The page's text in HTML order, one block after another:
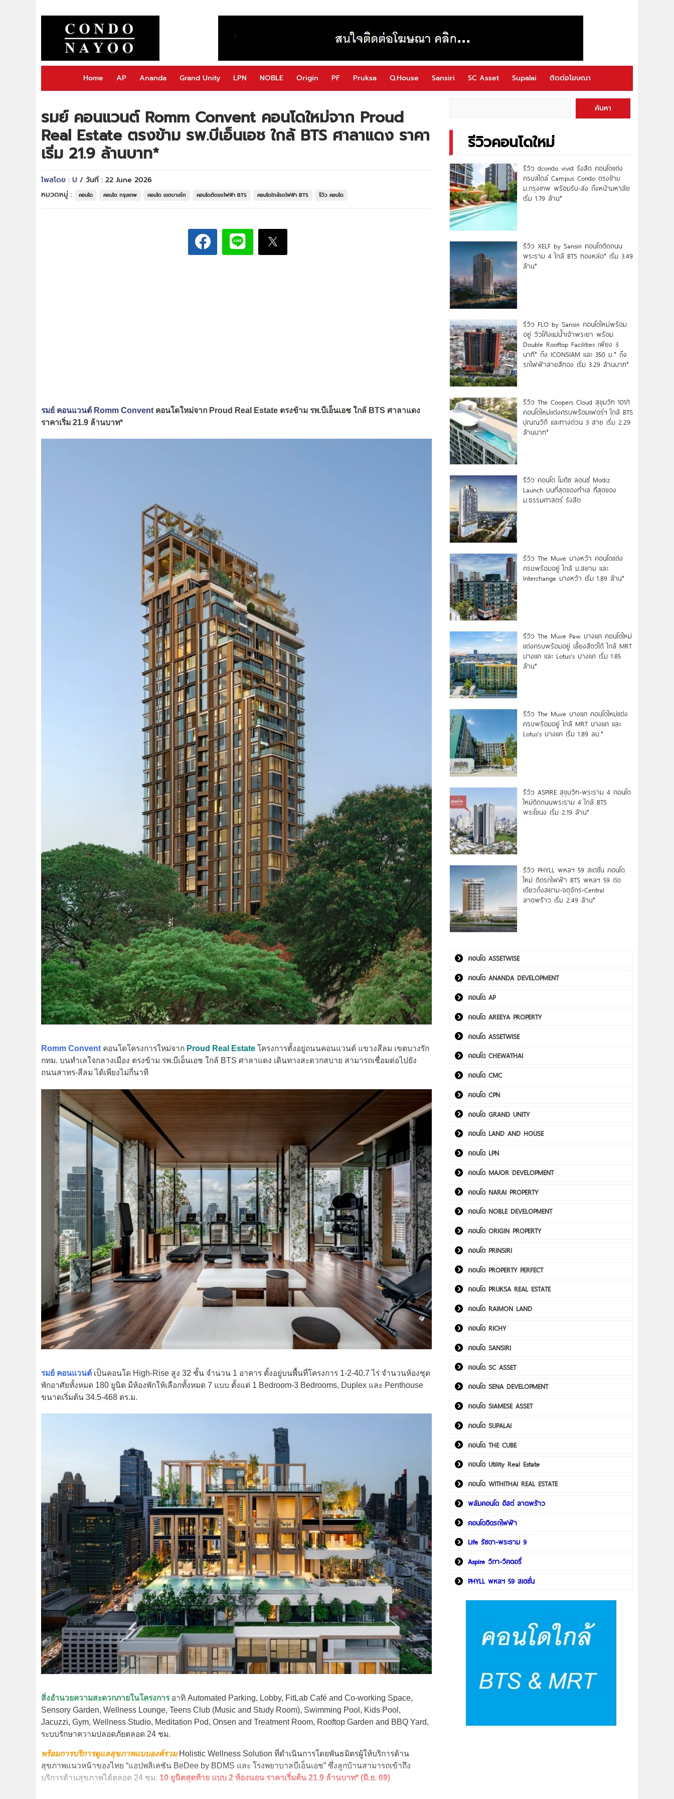
Home AP Ananda Grand Unity LPN NOBLE Origin PF Pruksa Q.House Sansiri SC Asset Supalai ติดต่อโฆษณา
รมย์ คอนแวนต์ Romm Convent คอนโดใหม่จาก Proud
Real Estate ตรงข้าม รพ.บีเอ็นเอช ใกล้ BTS ศาลาแดง ราคา
เริ่ม 21.9 ล้านบาท*
โพสโดย : U / วันที่ : 22 June 2026
หมวดหมู่ :
คอนโด คอนโด กรุงเทพ คอนโด เขตบางรัก คอนโดติดรถไฟฟ้า BTS คอนโดใกล้รถไฟฟ้า BTS รีวิว คอนโด
รมย์ คอนแวนต์ Romm Convent คอนโดใหม่จาก Proud Real Estate ตรงข้าม รพ.บีเอ็นเอช ใกล้ BTS ศาลาแดง
ราคาเริ่ม 21.9 ล้านบาท*
Romm Convent คอนโดโครงการใหม่จาก Proud Real Estate โครงการตั้งอยู่ถนนคอนแวนต์ แขวงสีลม เขตบางรัก
กทม. บนทำเลใจกลางเมือง ตรงข้าม รพ.บีเอ็นเอช ใกล้ BTS ศาลาแดง เดินทางสะดวกสบาย สามารถเชื่อมต่อไปยัง
ถนนสาทร-สีลม ได้เพียงไม่กี่นาที
รมย์ คอนแวนต์ เป็นคอนโด High-Rise สูง 32 ชั้น จำนวน 1 อาคาร ตั้งอยู่บนพื้นที่โครงการ 1-2-40.7 ไร่ จำนวนห้องชุด
พักอาศัยทั้งหมด 180 ยูนิต มีห้องพักให้เลือกทั้งหมด 7 แบบ ตั้งแต่ 1 Bedroom-3 Bedrooms, Duplex และ Penthouse
ขนาดเริ่มต้น 34.5-468 ตร.ม.
สิ่งอำนวยความสะดวกภายในโครงการ อาทิ Automated Parking, Lobby, FitLab Café and Co-working Space,
Sensory Garden, Wellness Lounge, Teens Club (Music and Study Room), Swimming Pool, Kids Pool,
Jacuzzi, Gym, Wellness Studio, Meditation Pod, Onsen and Treatment Room, Rooftop Garden and BBQ Yard,
ระบบรักษาความปลอดภัยตลอด 24 ชม.
พร้อมการบริการดูแลสุขภาพแบบองค์รวม Holistic Wellness Solution ที่ดำเนินการโดยพันธมิตรผู้ให้บริการด้าน
สุขภาพแนวหน้าของไทย “แอปพลิเคชัน BeDee by BDMS และ โรงพยาบาลบีเอ็นเอช” ซึ่งลูกบ้านสามารถเข้าถึง
บริการด้านสุขภาพได้ตลอด 24 ชม. 10 ยูนิตสุดท้าย แบบ 2 ห้องนอน ราคาเริ่มต้น 21.9 ล้านบาท* (มิ.ย. 69)
ค้นหา
รีวิวคอนโดใหม่
รีวิว dcondo vivid รังสิต คอนโดแต่ง
ครบสไตล์ Campus Condo ตรงข้าม
ม.กรุงเทพ พร้อมรับ-ส่ง ถึงหน้ามหาลัย
เริ่ม 1.79 ล้าน*
รีวิว XELF by Sansiri คอนโดติดถนน
พระราม 4 ใกล้ BTS ทองหล่อ* เริ่ม 3.49
ล้าน*
รีวิว FLO by Sansiri คอนโดใหม่พร้อม
อยู่ วิวโค้งแม่น้ำเจ้าพระยา พร้อม
Double Rooftop Facilities เพียง 3
นาที* ถึง ICONSIAM และ 350 ม.* ถึง
รถไฟฟ้าสายสีทอง เริ่ม 3.29 ล้านบาท*
รีวิว The Coopers Cloud สุขุมวิท 101/1
คอนโดใหม่แต่งครบพร้อมเฟอร์ฯ ใกล้ BTS
ปุณณวิถี และทางด่วน 3 สาย เริ่ม 2.29
ล้านบาท*
รีวิว คอนโด โมดิซ ลอนซ์ Modiz
Launch บนที่สุดของทำเล ที่สุดของ
ม.ธรรมศาสตร์ รังสิต
รีวิว The Muve บางหว้า คอนโดแต่ง
ครบพร้อมอยู่ ใกล้ ม.สยาม และ
Interchange บางหว้า เริ่ม 1.89 ล้าน*
รีวิว The Muve Paw บางแค คอนโดใหม่
แต่งครบพร้อมอยู่ เลี้ยงสัตว์ได้ ใกล้ MRT
บางแค และ Lotus’s บางแค เริ่ม 1.85
ล้าน*
รีวิว The Muve บางแค คอนโดใหม่แต่ง
ครบพร้อมอยู่ ใกล้ MRT บางแค และ
Lotus’s บางแค เริ่ม 1.89 ลบ.*
รีวิว ASPIRE สุขุมวิท-พระราม 4 คอนโด
ใหม่ติดถนนพระราม 4 ใกล้ BTS
พระโขนง เริ่ม 2.19 ล้าน*
รีวิว PHYLL พหลฯ 59 สเตชั่น คอนโด
ใหม่ ติดรถไฟฟ้า BTS พหลฯ 59 ต่อ
เดียวถึงสยาม-จตุจักร-Central
ลาดพร้าว เริ่ม 2.49 ล้าน*
คอนโด ASSETWISE
คอนโด ANANDA DEVELOPMENT
คอนโด AP
คอนโด AREEYA PROPERTY
คอนโด ASSETWISE
คอนโด CHEWATHAI
คอนโด CMC
คอนโด CPN
คอนโด GRAND UNITY
คอนโด LAND AND HOUSE
คอนโด LPN
คอนโด MAJOR DEVELOPMENT
คอนโด NARAI PROPERTY
คอนโด NOBLE DEVELOPMENT
คอนโด ORIGIN PROPERTY
คอนโด PRINSIRI
คอนโด PROPERTY PERFECT
คอนโด PRUKSA REAL ESTATE
คอนโด RAIMON LAND
คอนโด RICHY
คอนโด SANSIRI
คอนโด SC ASSET
คอนโด SENA DEVELOPMENT
คอนโด SIAMESE ASSET
คอนโด SUPALAI
คอนโด THE CUBE
คอนโด Utility Real Estate
คอนโด WITHITHAI REAL ESTATE
พลัมคอนโด อีสต์ ลาดพร้าว
คอนโดติดรถไฟฟ้า
Life รัชดา-พระราม 9
Aspire วิภา-วิคตอรี่
PHYLL พหลฯ 59 สเตชั่น